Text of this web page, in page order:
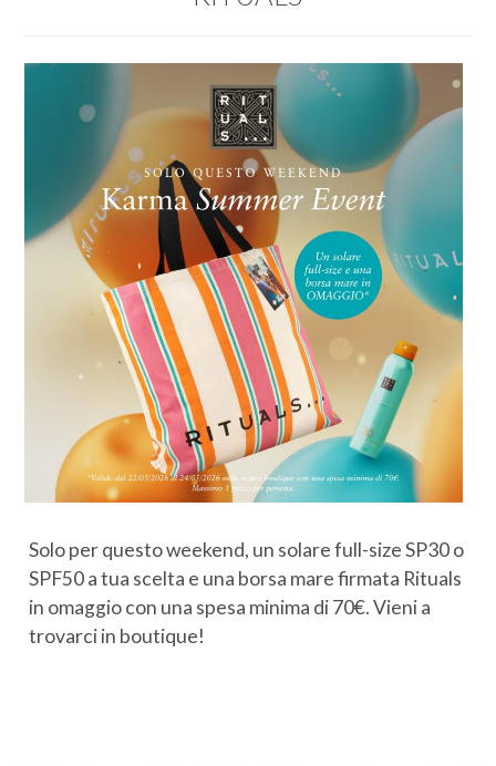
Solo per questo weekend, un solare full-size SP30 o
SPF50 a tua scelta e una borsa mare firmata Rituals
in omaggio con una spesa minima di 70€. Vieni a
trovarci in boutique!